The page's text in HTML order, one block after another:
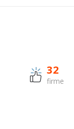
32
firme